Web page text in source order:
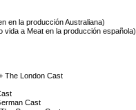
en la producción Australiana)
vida a Meat en la producción española)
The London Cast
Cast